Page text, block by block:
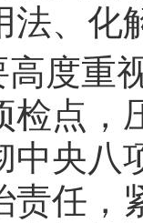
法、化
度重
检点，
中央八
责任，